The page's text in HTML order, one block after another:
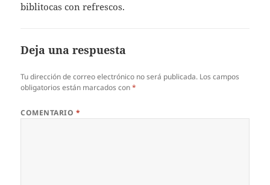
biblitocas con refrescos.
Deja una respuesta
Tu dirección de correo electrónico no será publicada. Los campos
obligatorios están marcados con*
COMENTARIO *